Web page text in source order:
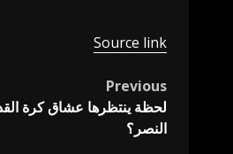
Source link
Post
navigation
Previous
لحظة ينتظرها عشاق كرة
النصر؟